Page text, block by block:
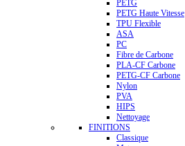
PETG
PETG Haute Vitesse
TPU Flexible
ASA
PC
Fibre de Carbone
PLA-CF Carbone
PETG-CF Carbone
Nylon
PVA
HIPS
Nettoyage
FINITIONS
Classique